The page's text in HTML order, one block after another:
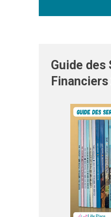
Guide des